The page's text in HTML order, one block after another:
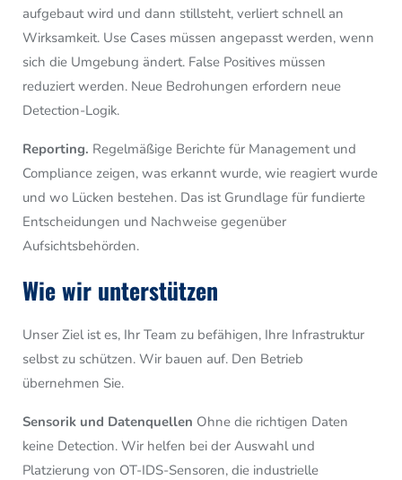
aufgebaut wird und dann stillsteht, verliert schnell an
Wirksamkeit. Use Cases müssen angepasst werden, wenn
sich die Umgebung ändert. False Positives müssen
reduziert werden. Neue Bedrohungen erfordern neue
Detection-Logik.
Reporting. Regelmäßige Berichte für Management und
Compliance zeigen, was erkannt wurde, wie reagiert wurde
und wo Lücken bestehen. Das ist Grundlage für fundierte
Entscheidungen und Nachweise gegenüber
Aufsichtsbehörden.
Wie wir unterstützen
Unser Ziel ist es, Ihr Team zu befähigen, Ihre Infrastruktur
selbst zu schützen. Wir bauen auf. Den Betrieb
übernehmen Sie.
Sensorik und Datenquellen Ohne die richtigen Daten
keine Detection. Wir helfen bei der Auswahl und
Platzierung von OT-IDS-Sensoren, die industrielle